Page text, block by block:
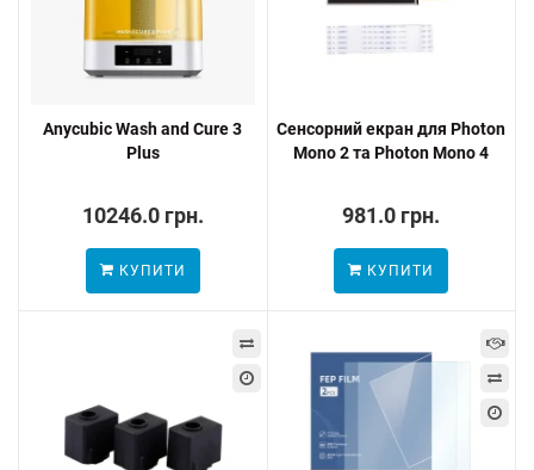
Anycubic Wash and Cure 3
Plus
10246.0 грн.
КУПИТИ
Cенсорний екран для Photon
Mono 2 та Photon Mono 4
981.0 грн.
КУПИТИ